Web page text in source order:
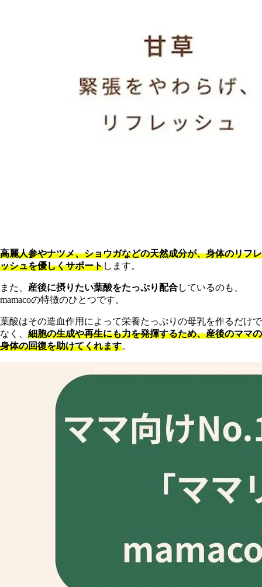
高麗人参やナツメ、ショウガなどの天然成分が、身体のリフレ
ッシュを優しくサポートします。
また、 産後に摂りたい葉酸をたっぷり配合しているのも、
mamacoの特徴のひとつです。
葉酸はその造血作用によって栄養たっぷりの母乳を作るだけで
なく、 細胞の生成や再生にも力を発揮するため、産後のママの
身体の回復を助けてくれます。